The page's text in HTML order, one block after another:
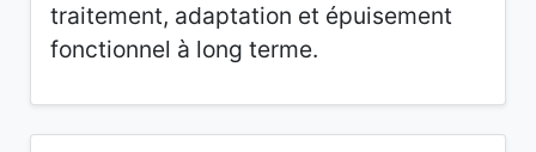
traitement, adaptation et épuisement
fonctionnel à long terme.